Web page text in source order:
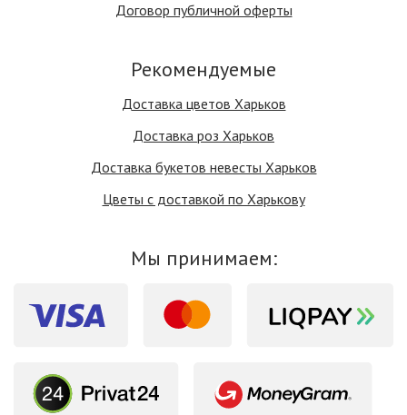
Договор публичной оферты
Рекомендуемые
Доставка цветов Харьков
Доставка роз Харьков
Доставка букетов невесты Харьков
Цветы с доставкой по Харькову
Мы принимаем: